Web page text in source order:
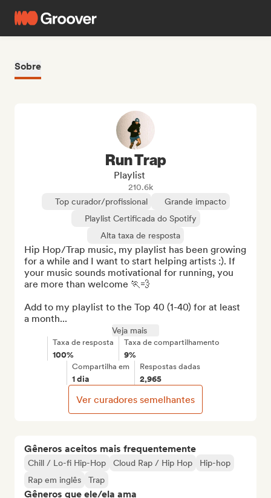
Sobre
Gêneros aceitos mais frequentemente
Chill / Lo-fi Hip-Hop Cloud Rap / Hip Hop
Hip-hop
Rap em inglês
Trap
Gêneros que ele/ela ama
Run Trap
Playlist
210.6k
Top curador/profissional
Grande impacto
Playlist Certificada do Spotify
Alta taxa de resposta
Hip Hop/Trap music, my playlist has been growing
for a while and I want to start helping artists :). If
your music sounds motivational for running, you
are more than welcome 🏃💨
Add to my playlist to the Top 40 (1-40) for at least
a month...
Veja mais
Taxa de resposta
100%
Taxa de compartilhamento
9%
Compartilha em
1 dia
Respostas dadas
2,965
Ver curadores semelhantes